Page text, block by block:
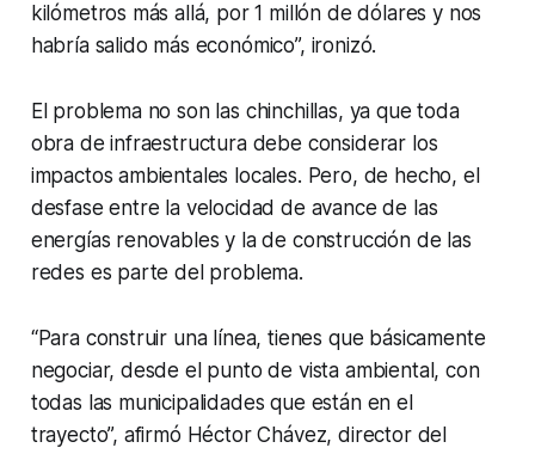
kilómetros más allá, por 1 millón de dólares y nos
habría salido más económico”, ironizó.
El problema no son las chinchillas, ya que toda
obra de infraestructura debe considerar los
impactos ambientales locales. Pero, de hecho, el
desfase entre la velocidad de avance de las
energías renovables y la de construcción de las
redes es parte del problema.
“Para construir una línea, tienes que básicamente
negociar, desde el punto de vista ambiental, con
todas las municipalidades que están en el
trayecto”, afirmó Héctor Chávez, director del